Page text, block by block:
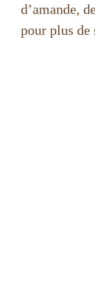
d’amande,
pour plus de